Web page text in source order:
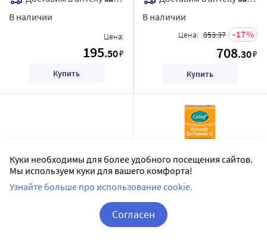
В наличии
Цена:
195.50₽
Купить
В наличии
Цена: 853.37 17
708.30₽
Купить
Натуретто витамин с 17 шт.
таблетки массой 2200 мг/
Колиф витамин с 30 мл
флакон-капельница
Куки необходимы для более удобного посещения сайтов.
Мы используем куки для вашего комфорта!
Узнайте больше про использование cookie.
Согласен